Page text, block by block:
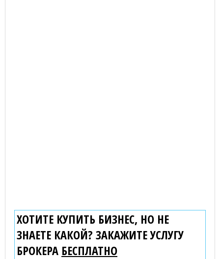
ХОТИТЕ КУПИТЬ БИЗНЕС, НО НЕ
ЗНАЕТЕ КАКОЙ? ЗАКАЖИТЕ УСЛУГУ
БРОКЕРА БЕСПЛАТНО